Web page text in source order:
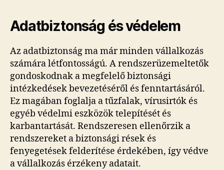
Adatbiztonság és védelem
Az adatbiztonság ma már minden vállalkozás
számára létfontosságú. A rendszerüzemeltetők
gondoskodnak a megfelelő biztonsági
intézkedések bevezetéséről és fenntartásáról.
Ez magában foglalja a tűzfalak, vírusirtók és
egyéb védelmi eszközök telepítését és
karbantartását. Rendszeresen ellenőrzik a
rendszereket a biztonsági rések és
fenyegetések felderítése érdekében, így védve
a vállalkozás érzékeny adatait.